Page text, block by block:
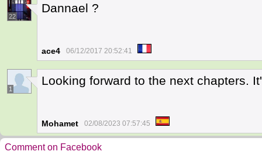
22
Dannael ?
ace4 06/12/2017 20:52:41
1
Looking forward to the next chapters.
Mohamet 02/08/2023 07:57:45
Comment on Facebook